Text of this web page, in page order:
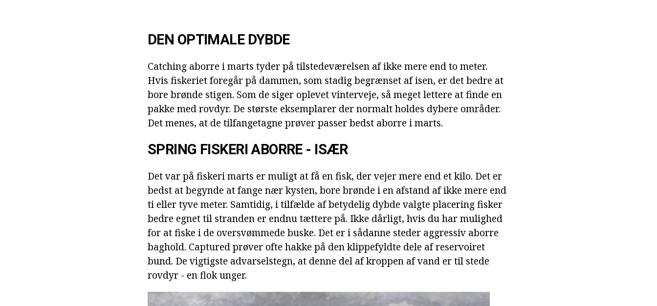
DEN OPTIMALE DYBDE
Catching aborre i marts tyder på tilstedeværelsen af ikke mere end to meter.
Hvis fiskeriet foregår på dammen, som stadig begrænset af isen, er det bedre at
bore brønde stigen. Som de siger oplevet vinterveje, så meget lettere at finde en
pakke med rovdyr. De største eksemplarer der normalt holdes dybere områder.
Det menes, at de tilfangetagne prøver passer bedst aborre i marts.
SPRING FISKERI ABORRE - ISÆR
Det var på fiskeri marts er muligt at få en fisk, der vejer mere end et kilo. Det er
bedst at begynde at fange nær kysten, bore brønde i en afstand af ikke mere end
ti eller tyve meter. Samtidig, i tilfælde af betydelig dybde valgte placering fisker
bedre egnet til stranden er endnu tættere på. Ikke dårligt, hvis du har mulighed
for at fiske i de oversvømmede buske. Det er i sådanne steder aggressiv aborre
baghold. Captured prøver ofte hakke på den klippefyldte dele af reservoiret
bund. De vigtigste advarselstegn, at denne del af kroppen af vand er til stede
rovdyr - en flok unger.